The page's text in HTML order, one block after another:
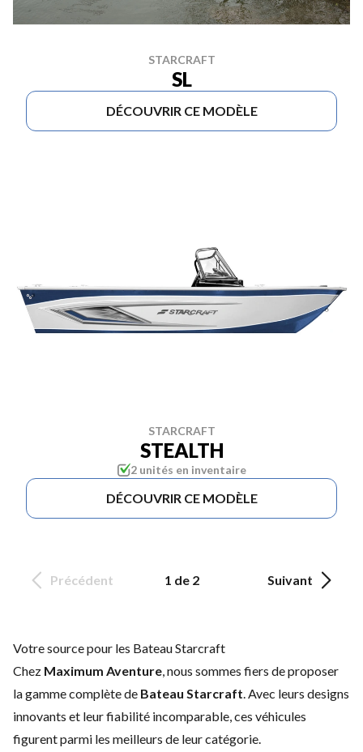
STARCRAFT
SL
DÉCOUVRIR CE MODÈLE
STARCRAFT
STEALTH
2 unités en inventaire
DÉCOUVRIR CE MODÈLE
Précédent 1 de 2 Suivant
Votre source pour les Bateau Starcraft
Chez Maximum Aventure , nous sommes fiers de proposer
la gamme complète de Bateau Starcraft . Avec leurs designs
innovants et leur fiabilité incomparable, ces véhicules
figurent parmi les meilleurs de leur catégorie.